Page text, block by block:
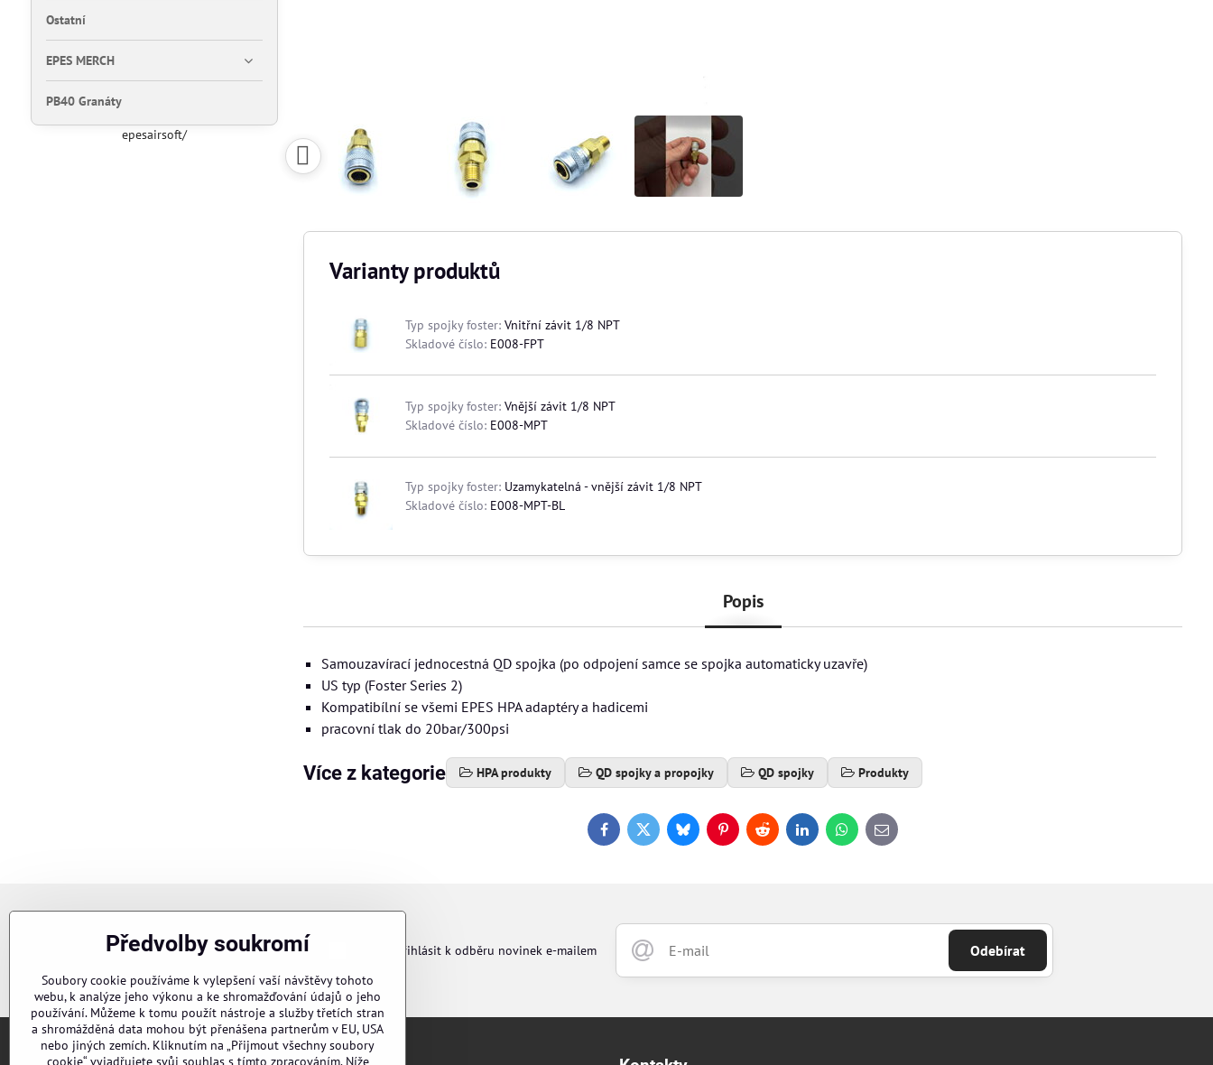
Varianty produktů
Typ spojky foster:Vnitřní závit 1/8 NPT
Skladové číslo: E008-FPT
Typ spojky foster:Vnější závit 1/8 NPT
Skladové číslo: E008-MPT
Typ spojky foster: Uzamykatelná - vnější závit 1/8 NPT
Skladové číslo: E008-MPT-BL
Popis
Samouzavírací jednocestná QD spojka (po odpojení samce se spojka automaticky uzavře)
US typ (Foster Series 2)
Kompatibílní se všemi EPES HPA adaptéry a hadicemi
pracovní tlak do 20bar/300psi
Více z kategorie HPA produkty QD spojky a propojky QD spojky Produkty
FacebookTwitterBlueskyPinterestRedditLinkedInWhatsApp
E-
mail
Ostatní
EPES MERCH
PB40 Granáty
epesairsoft/
Newsletter Odebírat
Chci se přihlásit k odběru novinek e-mailem
Předvolby soukromí
Soubory cookie používáme k vylepšení vaší návštěvy tohoto
webu, k analýze jeho výkonu a ke shromažďování údajů o jeho
používání. Můžeme k tomu použít nástroje a služby třetích stran
a shromážděná data mohou být přenášena partnerům v EU, USA
nebo jiných zemích. Kliknutím na „Přijmout všechny soubory
cookie“ vyjadřujete svůj souhlas s tímto zpracováním. Níže